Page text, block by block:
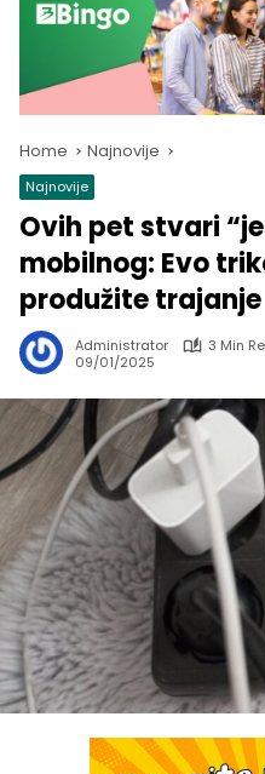
Home Najnovije
Najnovije
Ovih pet stvari
mobilnog: Evo
produžite trajanje
Administrator
3 Min
09/01/2025